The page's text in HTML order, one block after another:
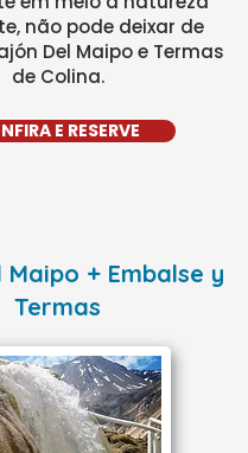
não pode deixar de
Del Maipo e Termas
de Colina.
E RESERVE
+ Embalse y
Termas